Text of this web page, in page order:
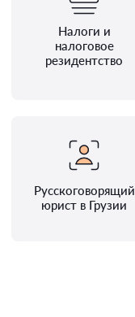
Налоги и
налоговое
резидентство
Русскоговорящий
юрист в Грузии